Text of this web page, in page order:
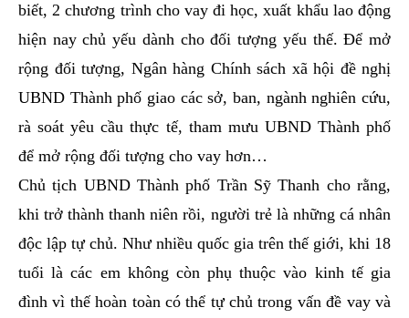
biết, 2 chương trình cho vay đi học, xuất khẩu lao động
hiện nay chủ yếu dành cho đối tượng yếu thế. Để mở
rộng đối tượng, Ngân hàng Chính sách xã hội đề nghị
UBND Thành phố giao các sở, ban, ngành nghiên cứu,
rà soát yêu cầu thực tế, tham mưu UBND Thành phố
để mở rộng đối tượng cho vay hơn…
Chủ tịch UBND Thành phố Trần Sỹ Thanh cho rằng,
khi trở thành thanh niên rồi, người trẻ là những cá nhân
độc lập tự chủ. Như nhiều quốc gia trên thế giới, khi 18
tuổi là các em không còn phụ thuộc vào kinh tế gia
đình vì thế hoàn toàn có thể tự chủ trong vấn đề vay và